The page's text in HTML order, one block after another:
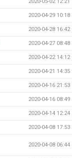
2020-04-29 10:18
2020-04-28 16:42
2020-04-27 08:48
2020-04-22 14:12
2020-04-21 14:35
2020-04-16 21:53
2020-04-16 08:49
2020-04-14 12:24
2020-04-08 17:53
2020-04-08 06:44